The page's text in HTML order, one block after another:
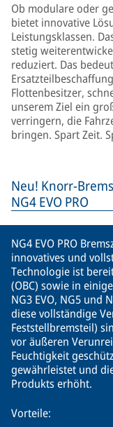
Ob modulare oder
bietet innovative
Leistungsklassen.
stetig
reduziert. Das
Flottenbesitzer,
unserem Ziel ein
verringern, die
bringen. Spart Zeit.
Neu! Knorr-
NG4 EVO PRO
NG4 EVO PRO
innovatives und
Technologie ist
(OBC) sowie in
NG3 EVO, NG5 und
diese vollständige
Feststellbremsteil)
vor äußeren
Feuchtigkeit
gewährleistet und
Produkts erhöht.
Vorteile: